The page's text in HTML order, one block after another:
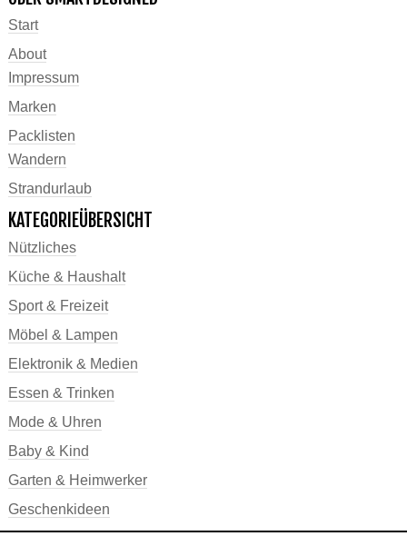
Start
About
Impressum
Marken
Packlisten
Wandern
Strandurlaub
KATEGORIEÜBERSICHT
Nützliches
Küche & Haushalt
Sport & Freizeit
Möbel & Lampen
Elektronik & Medien
Essen & Trinken
Mode & Uhren
Baby & Kind
Garten & Heimwerker
Geschenkideen